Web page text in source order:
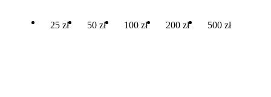
25 zł 50 zł 100 zł 200 zł 500 zł